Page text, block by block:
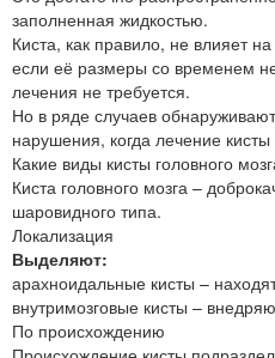
заполненная жидкостью.
Киста, как правило, не влияет
если её размеры со временем
лечения не требуется.
Но в ряде случаев
нарушения, когда лечение
Какие виды кисты головного
Киста головного мозга –
шаровидного типа.
Локализация
Выделяют:
арахноидальные кисты –
внутримозговые кисты –
По происхождению